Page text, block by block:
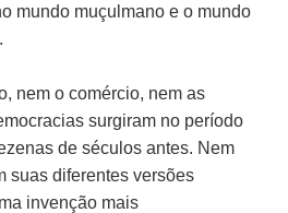
mundo muçulmano e o mundo
nem o comércio, nem as
surgiram no período
de séculos antes. Nem
suas diferentes versões
invenção mais